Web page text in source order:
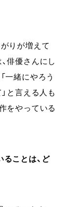
りが増えて
俳優さんにし
一緒にやろう
と言える人も
をやっている
ことは、ど